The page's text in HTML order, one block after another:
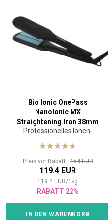
Bio Ionic OnePass
NanoIonic MX
Straightening Iron 38mm
Professionelles Ionen-
Glätteisen 38mm
Preis vor Rabatt:154 EUR
119.4 EUR
119.4 EUR/1 kg
RABATT 22%
IN DEN WARENKORB